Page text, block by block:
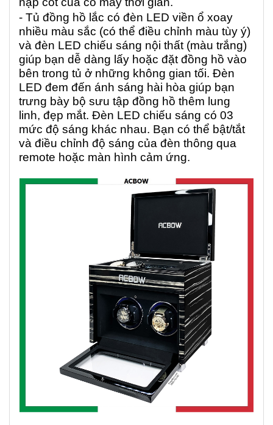
- Tủ đồng hồ lắc có đèn LED viền ổ xoay
nhiều màu sắc (có thể điều chỉnh màu tùy ý)
và đèn LED chiếu sáng nội thất (màu trắng)
giúp bạn dễ dàng lấy hoặc đặt đồng hồ vào
bên trong tủ ở những không gian tối. Đèn
LED đem đến ánh sáng hài hòa giúp bạn
trưng bày bộ sưu tập đồng hồ thêm lung
linh, đẹp mắt. Đèn LED chiếu sáng có 03
mức độ sáng khác nhau. Bạn có thể bật/tắt
và điều chỉnh độ sáng của đèn thông qua
remote hoặc màn hình cảm ứng.